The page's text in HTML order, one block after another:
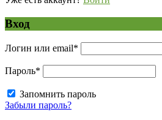
Вход
Логин или email*
Пароль*
Запомнить пароль
Забыли пароль?